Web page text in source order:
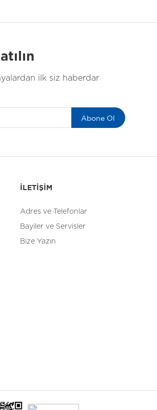
ilk siz haberdar
Abone Ol
İLETİŞİM
Adres ve Telefonlar
Bayiler ve Servisler
Bize Yazın